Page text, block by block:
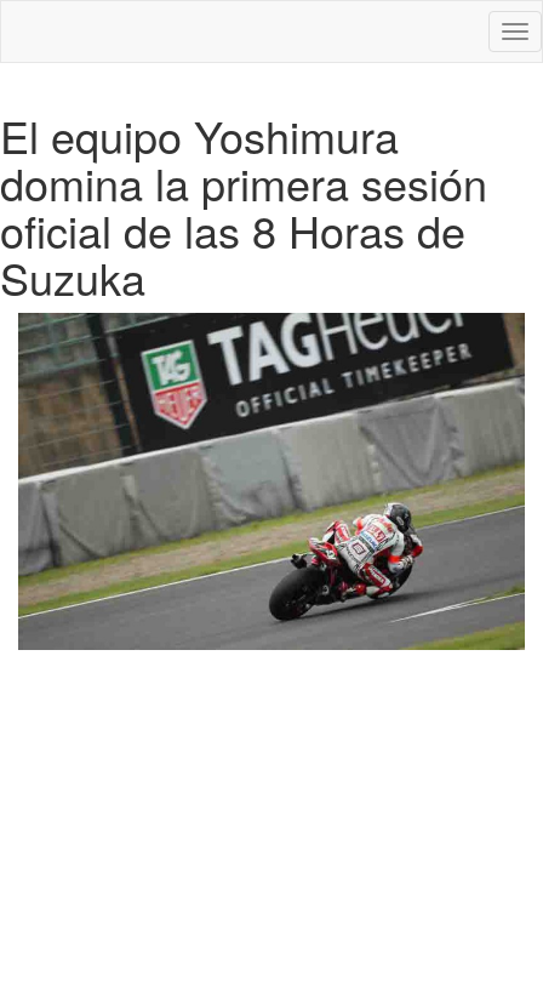
El equipo Yoshimura
domina la primera sesión
oficial de las 8 Horas de
Suzuka